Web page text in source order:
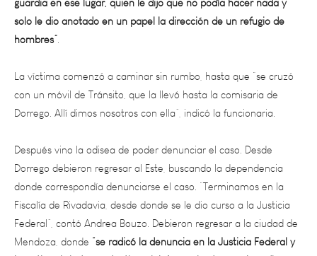
hombres”.
La víctima comenzó a caminar sin rumbo, hasta que “se cruzó
con un móvil de Tránsito, que la llevó hasta la comisaria de
Dorrego. Allí dimos nosotros con ella”, indicó la funcionaria.
Después vino la odisea de poder denunciar el caso. Desde
Dorrego debieron regresar al Este, buscando la dependencia
donde correspondía denunciarse el caso. “Terminamos en la
Fiscalía de Rivadavia, desde donde se le dio curso a la Justicia
Federal”, contó Andrea Bouzo. Debieron regresar a la ciudad de
Mendoza, donde“se radicó la denuncia en la Justicia Federal y
la víctima brindó una testimonial, fue revisada por el médico